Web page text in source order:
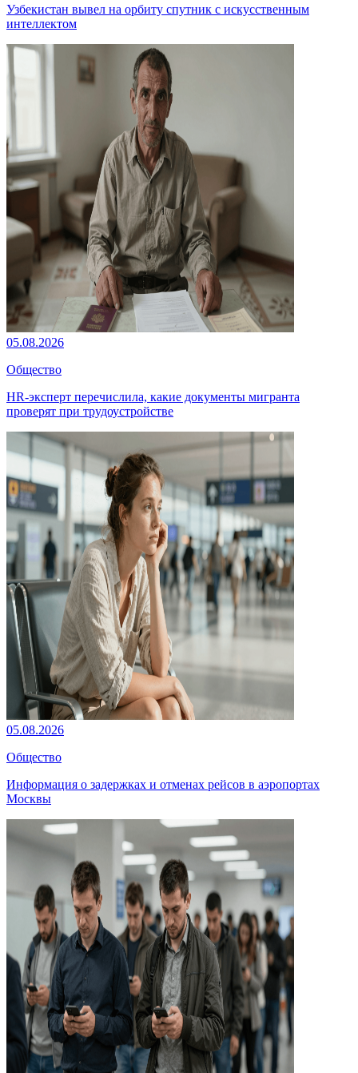
Узбекистан вывел на орбиту спутник с искусственным
интеллектом
05.08.2026
Общество
HR-эксперт перечислила, какие документы мигранта
проверят при трудоустройстве
05.08.2026
Общество
Информация о задержках и отменах рейсов в аэропортах
Москвы